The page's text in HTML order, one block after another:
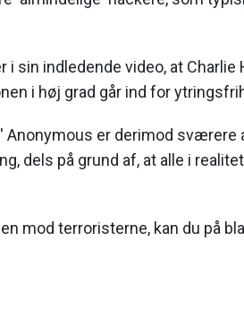
sin indledende video, at Charlie
i høj grad går ind for
er derimod sværere
dels på grund af, at alle i
mod terroristerne, kan du på